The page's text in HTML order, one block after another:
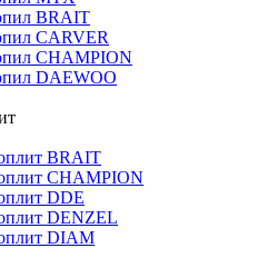
BRAIT
CARVER
CHAMPION
DAEWOO
BRAIT
CHAMPION
DDE
DENZEL
DIAM